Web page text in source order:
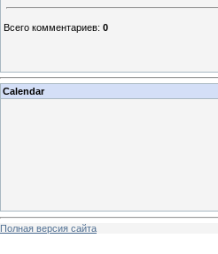
Всего комментариев: 0
Calendar
Полная версия сайта